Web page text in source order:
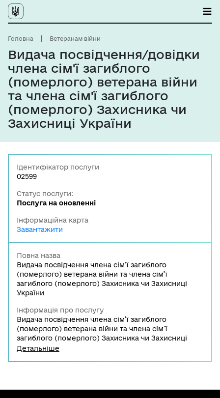
Головна Ветеранам війни
Видача посвідчення/довідки
члена сім'ї загиблого
(померлого) ветерана війни
та члена сім'ї загиблого
(померлого) Захисника чи
Захисниці України
Ідентифікатор послуги
02599
Статус послуги:
Послуга на оновленні
Інформаційна карта
Завантажити
Повна назва
Видача посвідчення члена сім’ї загиблого
(померлого) ветерана війни та члена сім’ї
загиблого (померлого) Захисника чи Захисниці
України
Інформація про послугу
Видача посвідчення члена сім’ї загиблого
(померлого) ветерана війни та члена сім’ї
загиблого (померлого) Захисника чи Захисниці
України — це адміністративна послуга, що
Детальніше